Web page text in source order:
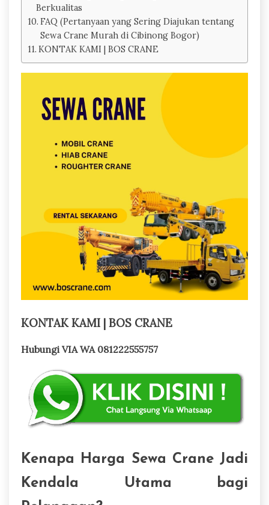
Berkualitas
FAQ (Pertanyaan yang Sering Diajukan tentang
Sewa Crane Murah di Cibinong Bogor)
KONTAK KAMI | BOS CRANE
KONTAK KAMI | BOS CRANE
Hubungi VIA WA 081222555757
Kenapa Harga Sewa Crane Jadi
Kendala Utama bagi